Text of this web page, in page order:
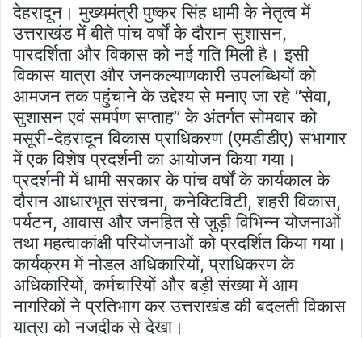
देहरादून। मुख्यमंत्री पुष्कर सिंह धामी के नेतृत्व में
उत्तराखंड में बीते पांच वर्षों के दौरान सुशासन,
पारदर्शिता और विकास को नई गति मिली है। इसी
विकास यात्रा और जनकल्याणकारी उपलब्धियों को
आमजन तक पहुंचाने के उद्देश्य से मनाए जा रहे “सेवा,
सुशासन एवं समर्पण सप्ताह” के अंतर्गत सोमवार को
मसूरी-देहरादून विकास प्राधिकरण (एमडीडीए) सभागार
में एक विशेष प्रदर्शनी का आयोजन किया गया।
प्रदर्शनी में धामी सरकार के पांच वर्षों के कार्यकाल के
दौरान आधारभूत संरचना, कनेक्टिविटी, शहरी विकास,
पर्यटन, आवास और जनहित से जुड़ी विभिन्न योजनाओं
तथा महत्वाकांक्षी परियोजनाओं को प्रदर्शित किया गया।
कार्यक्रम में नोडल अधिकारियों, प्राधिकरण के
अधिकारियों, कर्मचारियों और बड़ी संख्या में आम
नागरिकों ने प्रतिभाग कर उत्तराखंड की बदलती विकास
यात्रा को नजदीक से देखा।